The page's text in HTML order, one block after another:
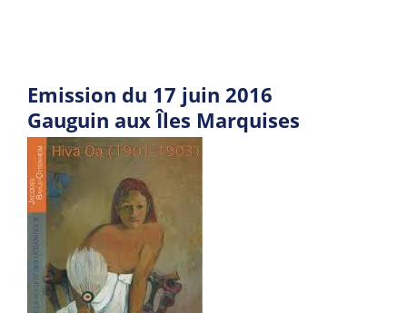
Emission du 17 juin 2016
Gauguin aux Îles Marquises